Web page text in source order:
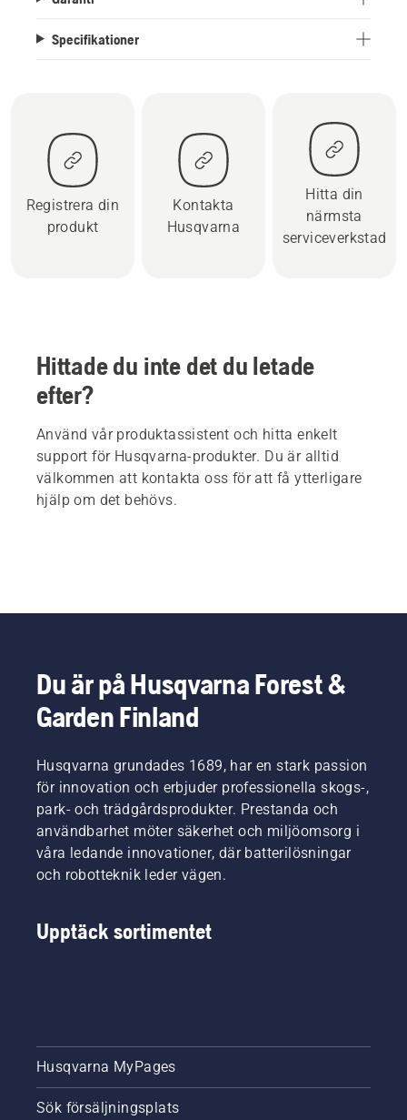
Specifikationer
Registrera din
produkt
Kontakta
Husqvarna
Hitta din
närmsta
serviceverkstad
Hittade du inte det du letade
efter?
Använd vår produktassistent och hitta enkelt
support för Husqvarna-produkter. Du är alltid
välkommen att kontakta oss för att få ytterligare
hjälp om det behövs.
Du är på Husqvarna Forest &
Garden Finland
Husqvarna grundades 1689, har en stark passion
för innovation och erbjuder professionella skogs-,
park- och trädgårdsprodukter. Prestanda och
användbarhet möter säkerhet och miljöomsorg i
våra ledande innovationer, där batterilösningar
och robotteknik leder vägen.
Upptäck sortimentet
Husqvarna MyPages
Sök försäljningsplats